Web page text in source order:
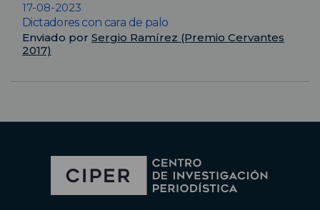
17-08-2023
Dictadores con cara de palo
Enviado por Sergio Ramírez (Premio Cervantes
2017)